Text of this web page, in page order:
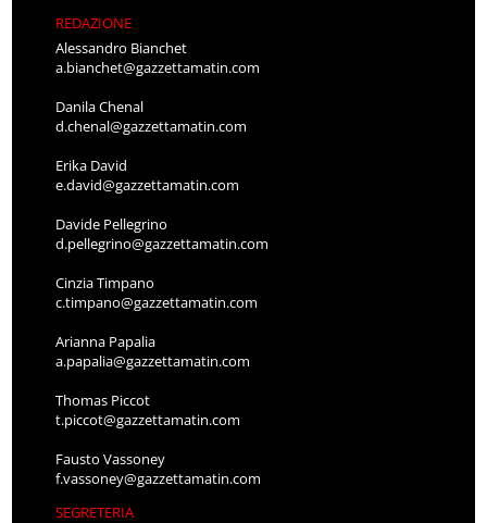
REDAZIONE
Alessandro Bianchet
a.bianchet@gazzettamatin.com
Danila Chenal
d.chenal@gazzettamatin.com
Erika David
e.david@gazzettamatin.com
Davide Pellegrino
d.pellegrino@gazzettamatin.com
Cinzia Timpano
c.timpano@gazzettamatin.com
Arianna Papalia
a.papalia@gazzettamatin.com
Thomas Piccot
t.piccot@gazzettamatin.com
Fausto Vassoney
f.vassoney@gazzettamatin.com
SEGRETERIA